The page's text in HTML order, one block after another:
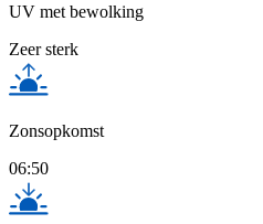
UV met bewolking
Zeer sterk
Zonsopkomst
06:50